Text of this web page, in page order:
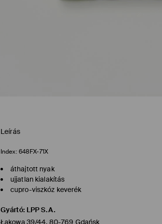
Leírás
Index: 648FX-71X
áthajtott nyak
ujjatlan kialakítás
cupro-viszkóz keverék
Gyártó: LPP S.A.
Łąkowa 39/44, 80-769 Gdańsk